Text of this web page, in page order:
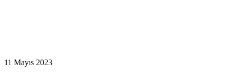
11 Mayıs 2023